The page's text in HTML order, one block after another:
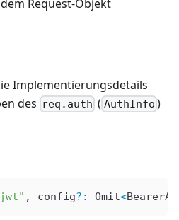
Request-Objekt
Implementierungsdetails
des req.auth ( AuthInfo )
, config?: Omit<